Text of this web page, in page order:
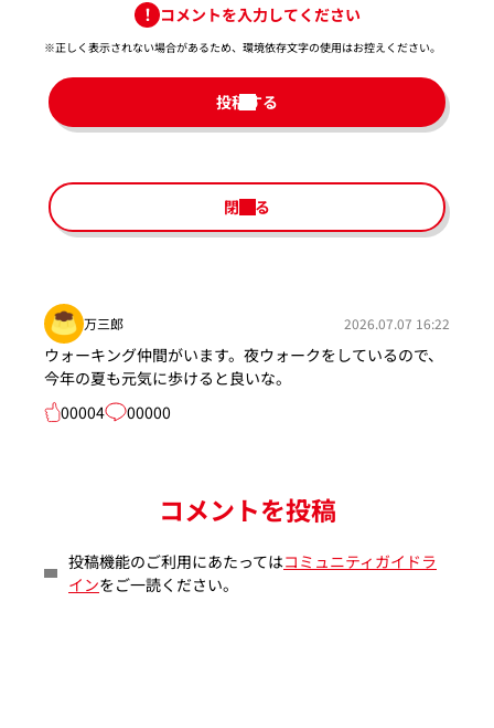
コメントを入力してください
※正しく表示されない場合があるため、環境依存文字の使用はお控えください。​
投稿する
閉じる
万三郎 2026.07.07 16:22
ウォーキング仲間がいます。夜ウォークをしているので、
今年の夏も元気に歩けると良いな。
00004
00000
コメントを投稿
投稿機能のご利用にあたってはコミュニティガイドラ
インをご一読ください。